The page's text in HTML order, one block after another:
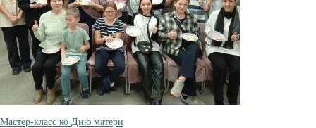
Мастер-класс ко Дню матери